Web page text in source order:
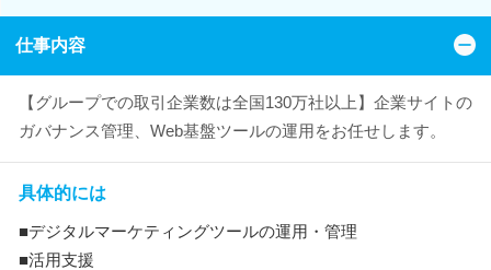
仕事内容
【グループでの取引企業数は全国130万社以上】企業サイトの
ガバナンス管理、Web基盤ツールの運用をお任せします。
具体的には
■デジタルマーケティングツールの運用・管理
■活用支援